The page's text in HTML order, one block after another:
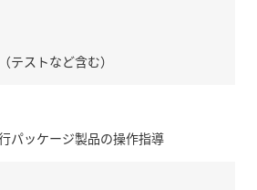
テストなど含む）
パッケージ製品の操作指導